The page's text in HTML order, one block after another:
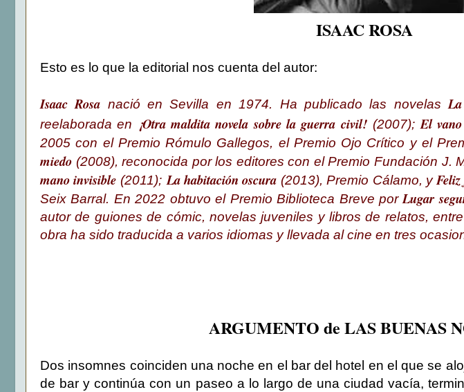
ISAAC ROSA
Esto es lo que la editorial nos cuenta del autor:
Isaac Rosa nació en Sevilla en 1974. Ha publicado las novelas
reelaborada en ¡Otra maldita novela sobre la guerra civil!(2007); El
2005 con el Premio Rómulo Gallegos, el Premio Ojo Crítico y el
miedo (2008), reconocida por los editores con el Premio Fundación J.
mano invisible (2011); La habitación oscura (2013), Premio Cálamo, y
Seix Barral. En 2022 obtuvo el Premio Biblioteca Breve por Lugar
autor de guiones de cómic, novelas juveniles y libros de relatos,
obra ha sido traducida a varios idiomas y llevada al cine en tres
ARGUMENTO de LAS BUENAS
Dos insomnes coinciden una noche en el bar del hotel en el que se
de bar y continúa con un paseo a lo largo de una ciudad vacía,